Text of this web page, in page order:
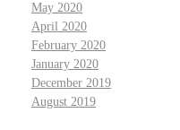
May 2020
April 2020
February 2020
January 2020
December 2019
August 2019